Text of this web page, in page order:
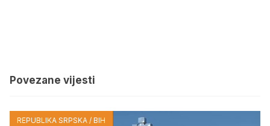
Povezane vijesti
REPUBLIKA SRPSKA / BIH